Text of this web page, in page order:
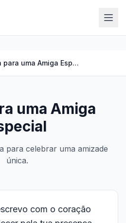
Carta para uma Amiga Especial
uma Amiga
para celebrar uma amizade
única.
com o coração